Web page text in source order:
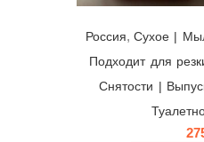
Россия, Cухое |
Подходит для
Снятости |